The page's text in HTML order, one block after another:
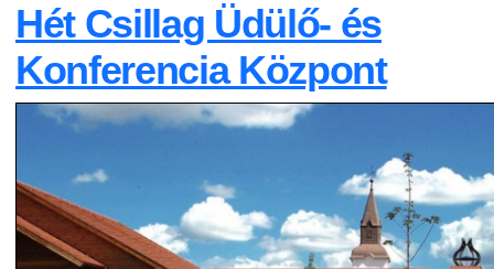
Hét Csillag Üdülő- és
Konferencia Központ